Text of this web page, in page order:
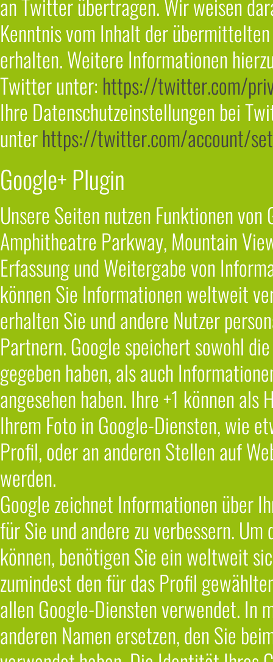
an Twitter übertragen. Wir weisen
Kenntnis vom Inhalt der
erhalten. Weitere Informationen
Twitter unter: https://twitter.com/
Ihre Datenschutzeinstellungen bei
unterhttps://twitter.com/account/
Google+ Plugin
Unsere Seiten nutzen Funktionen
Amphitheatre Parkway, Mountain
Erfassung und Weitergabe von
können Sie Informationen weltweit
erhalten Sie und andere Nutzer
Partnern. Google speichert sowohl
gegeben haben, als auch
angesehen haben. Ihre +1 können
Ihrem Foto in Google-Diensten, wie
Profil, oder an anderen Stellen auf
werden.
Google zeichnet Informationen über
für Sie und andere zu verbessern.
können, benötigen Sie ein weltweit
zumindest den für das Profil
allen Google-Diensten verwendet. In
anderen Namen ersetzen, den Sie